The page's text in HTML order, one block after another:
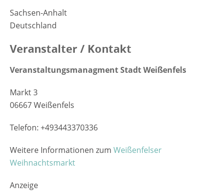
Sachsen-Anhalt
Deutschland
Veranstalter / Kontakt
Veranstaltungsmanagment Stadt Weißenfels
Markt 3
06667 Weißenfels
Telefon: +493443370336
Weitere Informationen zum Weißenfelser
Weihnachtsmarkt
Anzeige